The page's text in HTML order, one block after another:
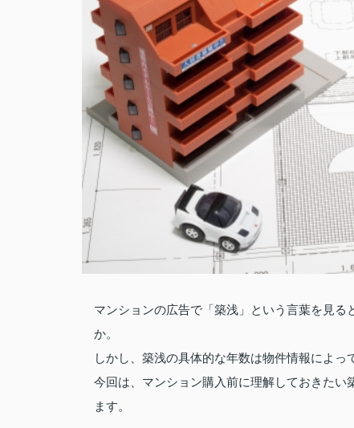
マンションの広告で「築浅」という言葉を見
か。
しかし、築浅の具体的な年数は物件情報によっ
今回は、マンション購入前に理解しておきた
ます。